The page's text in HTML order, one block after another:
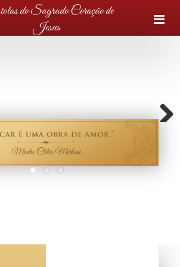
do Sagrado Coração de
Jesus